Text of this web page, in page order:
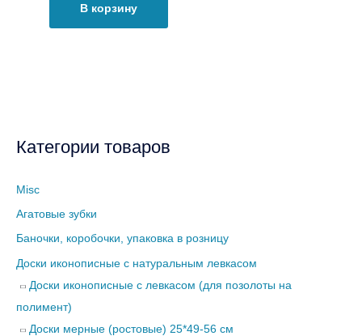
Категории товаров
Misc
Агатовые зубки
Баночки, коробочки, упаковка в розницу
Доски иконописные с натуральным левкасом
Доски иконописные с левкасом (для позолоты на
полимент)
Доски мерные (ростовые) 25*49-56 см
В корзину